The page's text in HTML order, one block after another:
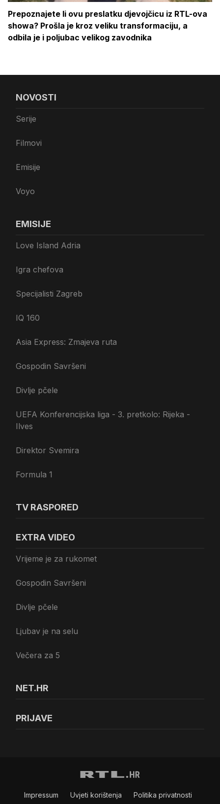
Prepoznajete li ovu preslatku djevojčicu iz RTL-ova
showa? Prošla je kroz veliku transformaciju, a
odbila je i poljubac velikog zavodnika
NOVOSTI
Serije
Filmovi
Emisije
Voyo
EMISIJE
Love Island Adria
Igra chefova
Specijalisti Zagreb
IQ 160
Asia Express: Zmajeva ruta
Gospodin Savršeni
Divlje pčele
UEFA Konferencijska liga - 3. pretkolo: Rijeka -
Ilves
Direktor Svemira
Formula 1
TV RASPORED
EXTRA VIDEO
Vrijeme je za rukomet
Gospodin Savršeni
Divlje pčele
Ljubav je na selu
Večera za 5
NET.HR
PRIJAVE
Impressum Uvjeti korištenja Politika privatnosti